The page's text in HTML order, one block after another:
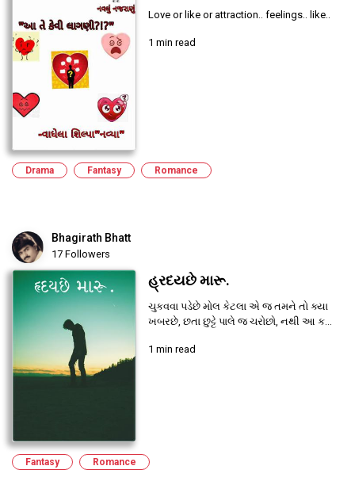
Love or like or attraction.. feelings.. like..
1 min read
Drama Fantasy Romance
Bhagirath Bhatt
17 Followers
હ્રદયછે મારૂ.
ચુકવવા પડેછે મોલ કેટલા એ જ તમને તો ક્યા
ખબરછે, છતા છુટ્ટે પાલે જ ચરોછો, નથી આ ક...
1 min read
Fantasy Romance